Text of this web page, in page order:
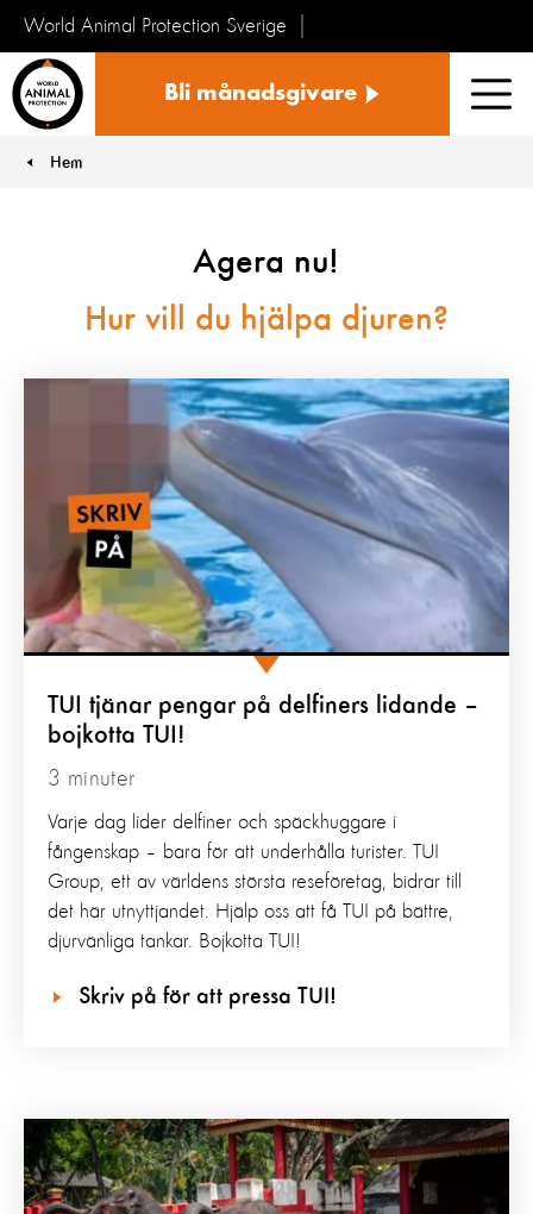
World Animal Protection Sverige
Bli månadsgivare
Hem
Agera nu!
Hur vill du hjälpa djuren?
TUI tjänar pengar på delfiners lidande –
bojkotta TUI!
3 minuter
Varje dag lider delfiner och späckhuggare i
fångenskap – bara för att underhålla turister. TUI
Group, ett av världens största reseföretag, bidrar till
det här utnyttjandet. Hjälp oss att få TUI på bättre,
djurvänliga tankar. Bojkotta TUI!
Skriv på för att pressa TUI!